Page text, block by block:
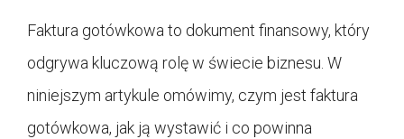
Faktura gotówkowa to dokument finansowy, który
odgrywa kluczową rolę w świecie biznesu. W
niniejszym artykule omówimy, czym jest faktura
gotówkowa, jak ją wystawić i co powinna